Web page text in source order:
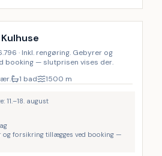
· Inkl. rengøring. Gebyrer og
booking — slutprisen vises der.
1 bad 1500 m
11.–18. august
og forsikring tillægges ved booking —